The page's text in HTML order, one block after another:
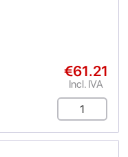
€61.21
Incl. IVA